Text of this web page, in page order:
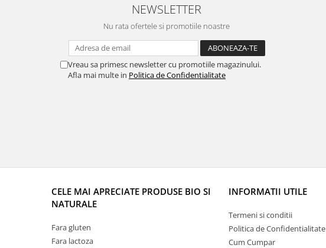
NEWSLETTER
Nu rata ofertele si promotiile noastre
Vreau sa primesc newsletter cu promotiile magazinului.
Afla mai multe in Politica de Confidentialitate
CELE MAI APRECIATE PRODUSE BIO SI
NATURALE
Fara gluten
Fara lactoza
INFORMATII UTILE
Termeni si conditii
Politica de Confidentialitate
Cum Cumpar